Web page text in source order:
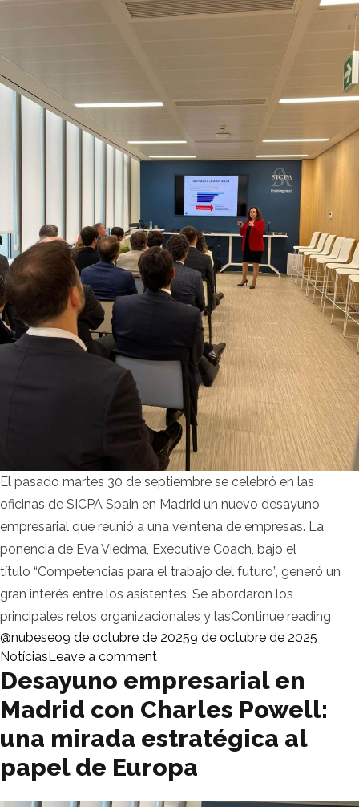
El pasado martes 30 de septiembre se celebró en las
oficinas de SICPA Spain en Madrid un nuevo desayuno
empresarial que reunió a una veintena de empresas. La
ponencia de Eva Viedma, Executive Coach, bajo el
título “Competencias para el trabajo del futuro”, generó un
gran interés entre los asistentes. Se abordaron los
principales retos organizacionales y lasContinue reading
Posted by
@nubeseo9 de octubre de 20259 de octubre de 2025
Notícias Leave a commenton Éxito rotundo en el desayuno
Desayuno empresarial en
Madrid con Charles Powell:
una mirada estratégica al
papel de Europa